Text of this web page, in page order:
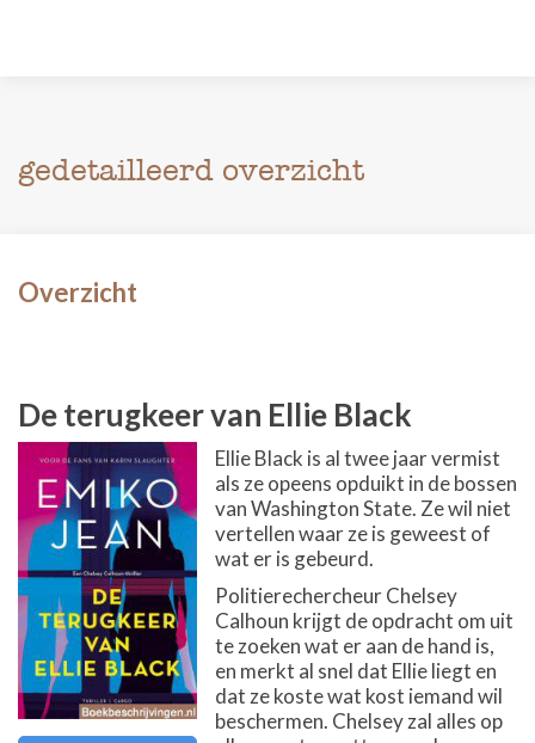
gedetailleerd overzicht
Overzicht
De terugkeer van Ellie Black
Ellie Black is al twee jaar vermist
als ze opeens opduikt in de bossen
van Washington State. Ze wil niet
vertellen waar ze is geweest of
wat er is gebeurd.
Politierechercheur Chelsey
Calhoun krijgt de opdracht om uit
te zoeken wat er aan de hand is,
en merkt al snel dat Ellie liegt en
dat ze koste wat kost iemand wil
beschermen. Chelsey zal alles op